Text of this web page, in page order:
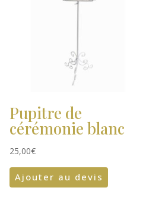
Pupitre de
cérémonie blanc
25,00€
Ajouter au devis